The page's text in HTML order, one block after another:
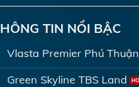
TIN NỔI BẬC
Vlasta Premier Phú Thuận
Green Skyline TBS Land